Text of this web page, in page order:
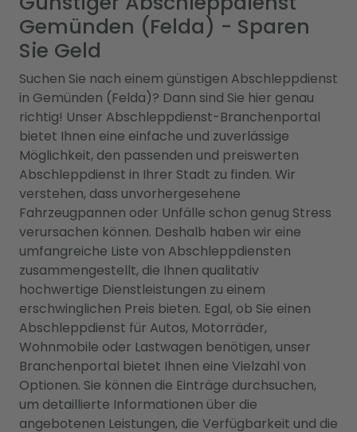
Gemünden (Felda) - Sparen
Sie Geld
Suchen Sie nach einem günstigen Abschleppdienst
in Gemünden (Felda)? Dann sind Sie hier genau
richtig! Unser Abschleppdienst-Branchenportal
bietet Ihnen eine einfache und zuverlässige
Möglichkeit, den passenden und preiswerten
Abschleppdienst in Ihrer Stadt zu finden. Wir
verstehen, dass unvorhergesehene
Fahrzeugpannen oder Unfälle schon genug Stress
verursachen können. Deshalb haben wir eine
umfangreiche Liste von Abschleppdiensten
zusammengestellt, die Ihnen qualitativ
hochwertige Dienstleistungen zu einem
erschwinglichen Preis bieten. Egal, ob Sie einen
Abschleppdienst für Autos, Motorräder,
Wohnmobile oder Lastwagen benötigen, unser
Branchenportal bietet Ihnen eine Vielzahl von
Optionen. Sie können die Einträge durchsuchen,
um detaillierte Informationen über die
angebotenen Leistungen, die Verfügbarkeit und die